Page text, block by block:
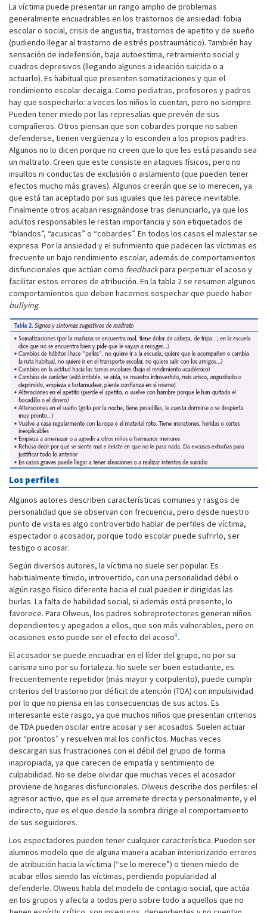
La víctima puede presentar un rango amplio de problemas
generalmente encuadrables en los trastornos de ansiedad: fobia
escolar o social, crisis de angustia, trastornos de apetito y de sueño
(pudiendo llegar al trastorno de estrés postraumático). También hay
sensación de indefensión, baja autoestima, retraimiento social y
cuadros depresivos (llegando algunos a ideación suicida o a
actuarlo). Es habitual que presenten somatizaciones y que el
rendimiento escolar decaiga. Como pediatras, profesores y padres
hay que sospecharlo: a veces los niños lo cuentan, pero no siempre.
Pueden tener miedo por las represalias que prevén de sus
compañeros. Otros piensan que son cobardes porque no saben
defenderse, tienen vergüenza y lo esconden a los propios padres.
Algunos no lo dicen porque no creen que lo que les está pasando sea
un maltrato. Creen que este consiste en ataques físicos, pero no
insultos ni conductas de exclusión o aislamiento (que pueden tener
efectos mucho más graves). Algunos creerán que se lo merecen, ya
que está tan aceptado por sus iguales que les parece inevitable.
Finalmente otros acaban resignándose tras denunciarlo, ya que los
adultos responsables le restan importancia y son etiquetados de
“blandos”, “acusicas” o “cobardes”. En todos los casos el malestar se
expresa. Por la ansiedad y el sufrimiento que padecen las víctimas es
frecuente un bajo rendimiento escolar, además de comportamientos
disfuncionales que actúan como feedbackpara perpetuar el acoso y
facilitar estos errores de atribución. En la tabla 2 se resumen algunos
comportamientos que deben hacernos sospechar que puede haber
bullying.
Los perfiles
Algunos autores describen características comunes y rasgos de
personalidad que se observan con frecuencia, pero desde nuestro
punto de vista es algo controvertido hablar de perfiles de víctima,
espectador o acosador, porque todo escolar puede sufrirlo, ser
testigo o acosar.
Según diversos autores, la víctima no suele ser popular. Es
habitualmente tímido, introvertido, con una personalidad débil o
algún rasgo físico diferente hacia el cual pueden ir dirigidas las
burlas. La falta de habilidad social, si además está presente, lo
favorece. Para Olweus, los padres sobreprotectores generan niños
dependientes y apegados a ellos, que son más vulnerables, pero en
ocasiones esto puede ser el efecto del acoso9.
El acosador se puede encuadrar en el líder del grupo, no por su
carisma sino por su fortaleza. No suele ser buen estudiante, es
frecuentemente repetidor (más mayor y corpulento), puede cumplir
criterios del trastorno por déficit de atención (TDA) con impulsividad
por lo que no piensa en las consecuencias de sus actos. Es
interesante este rasgo, ya que muchos niños que presentan criterios
de TDA pueden oscilar entre acosar y ser acosados. Suelen actuar
por “prontos” y resuelven mal los conflictos. Muchas veces
descargan sus frustraciones con el débil del grupo de forma
inapropiada, ya que carecen de empatía y sentimiento de
culpabilidad. No se debe olvidar que muchas veces el acosador
proviene de hogares disfuncionales. Olweus describe dos perfiles: el
agresor activo, que es el que arremete directa y personalmente, y el
indirecto, que es el que desde la sombra dirige el comportamiento
de sus seguidores.
Los espectadores pueden tener cualquier característica. Pueden ser
alumnos modelo que de alguna manera acaban interiorizando errores
de atribución hacia la víctima (“se lo merece”) o tienen miedo de
acabar ellos siendo las víctimas, perdiendo popularidad al
defenderle. Olweus habla del modelo de contagio social, que actúa
en los grupos y afecta a todos pero sobre todo a aquellos que no